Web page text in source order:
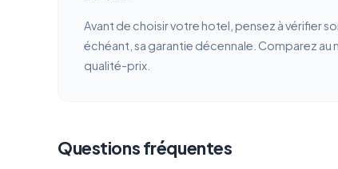
Avant de choisir votre hotel, pensez à vérifier
échéant, sa garantie décennale. Comparez au
qualité-prix.
Questions fréquentes